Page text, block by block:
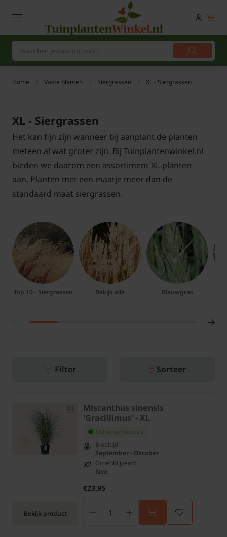
Home Vaste planten Siergrassen XL - Siergrassen
XL - Siergrassen
Het kan fijn zijn wanneer bij aanplant de planten
meteen al wat groter zijn. Bij Tuinplantenwinkel.nl
bieden we daarom een assortiment XL-planten
aan. Planten met een maatje meer dan de
standaard maat siergrassen.
Top 10 - Siergrassen Bekijk alle Blauwgras
Filter Sorteer
Bekijk product
Miscanthus sinensis
'Gracillimus' - XL
Online op voorraad
Bloeitijd:
September - Oktober
Groenblijvend:
Nee
€23,95